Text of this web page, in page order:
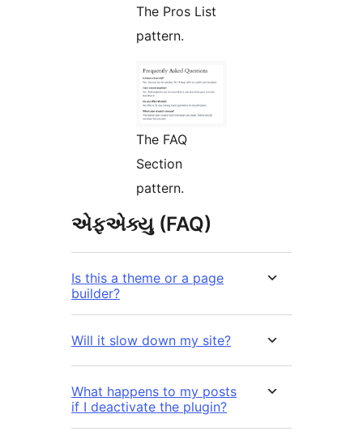
The Pros List
pattern.
The FAQ
Section
pattern.
એફએક્યુ (FAQ)
Is this a theme or a page
builder?
Will it slow down my site?
What happens to my posts
if I deactivate the plugin?